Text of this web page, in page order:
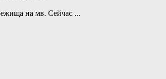
на мв. Сейчас ...